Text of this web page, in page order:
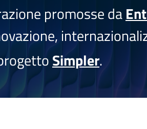
promosse da
Simpler.